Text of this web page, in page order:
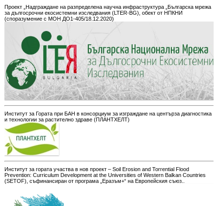
Проект „Надграждане на разпределена научна инфраструктура „Българска мрежа
за дългосрочни екосистемни изследвания (LTER-BG), обект от НПКНИ
(споразумение с МОН ДО1-405/18.12.2020)
Институт за Гората при БАН в консорциум за изграждане на центърза диагностика
и технологии за растително здраве (ПЛАНТХЕЛТ)
Институт за гората участва в нов проект – Soil Erosion and Torrential Flood
Prevention: Curriculum Development at the Universities of Western Balkan Countries
(SETOF), съфинансиран от програма „Еразъм+“ на Европейския съюз..